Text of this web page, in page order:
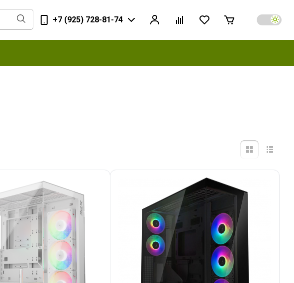
+7 (925) 728-81-74